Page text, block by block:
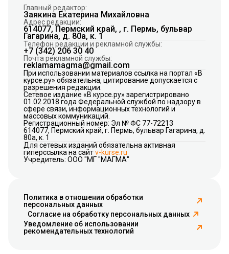
Главный редактор:
Заякина Екатерина Михайловна
Адрес редакции:
614077, Пермский край, , г. Пермь, бульвар
Гагарина, д. 80а, к. 1
Телефон редакции и рекламной службы:
+7 (342) 206 30 40
Почта рекламной службы:
reklamamagma@gmail.com
При использовании материалов ссылка на портал «В
курсе.ру» обязательна, цитирование допускается с
разрешения редакции.
Сетевое издание «В курсе.ру» зарегистрировано
01.02.2018 года Федеральной службой по надзору в
сфере связи, информационных технологий и
массовых коммуникаций.
Регистрационный номер: Эл № ФС 77-72213
614077, Пермский край, г. Пермь, бульвар Гагарина, д.
80а, к. 1
Для сетевых изданий обязательна активная
гиперссылка на сайтv-kurse.ru
Учредитель: ООО "МГ "МАГМА"
Политика в отношении обработки
персональных данных
Согласие на обработку персональных данных
Уведомление об использовании
рекомендательных технологий